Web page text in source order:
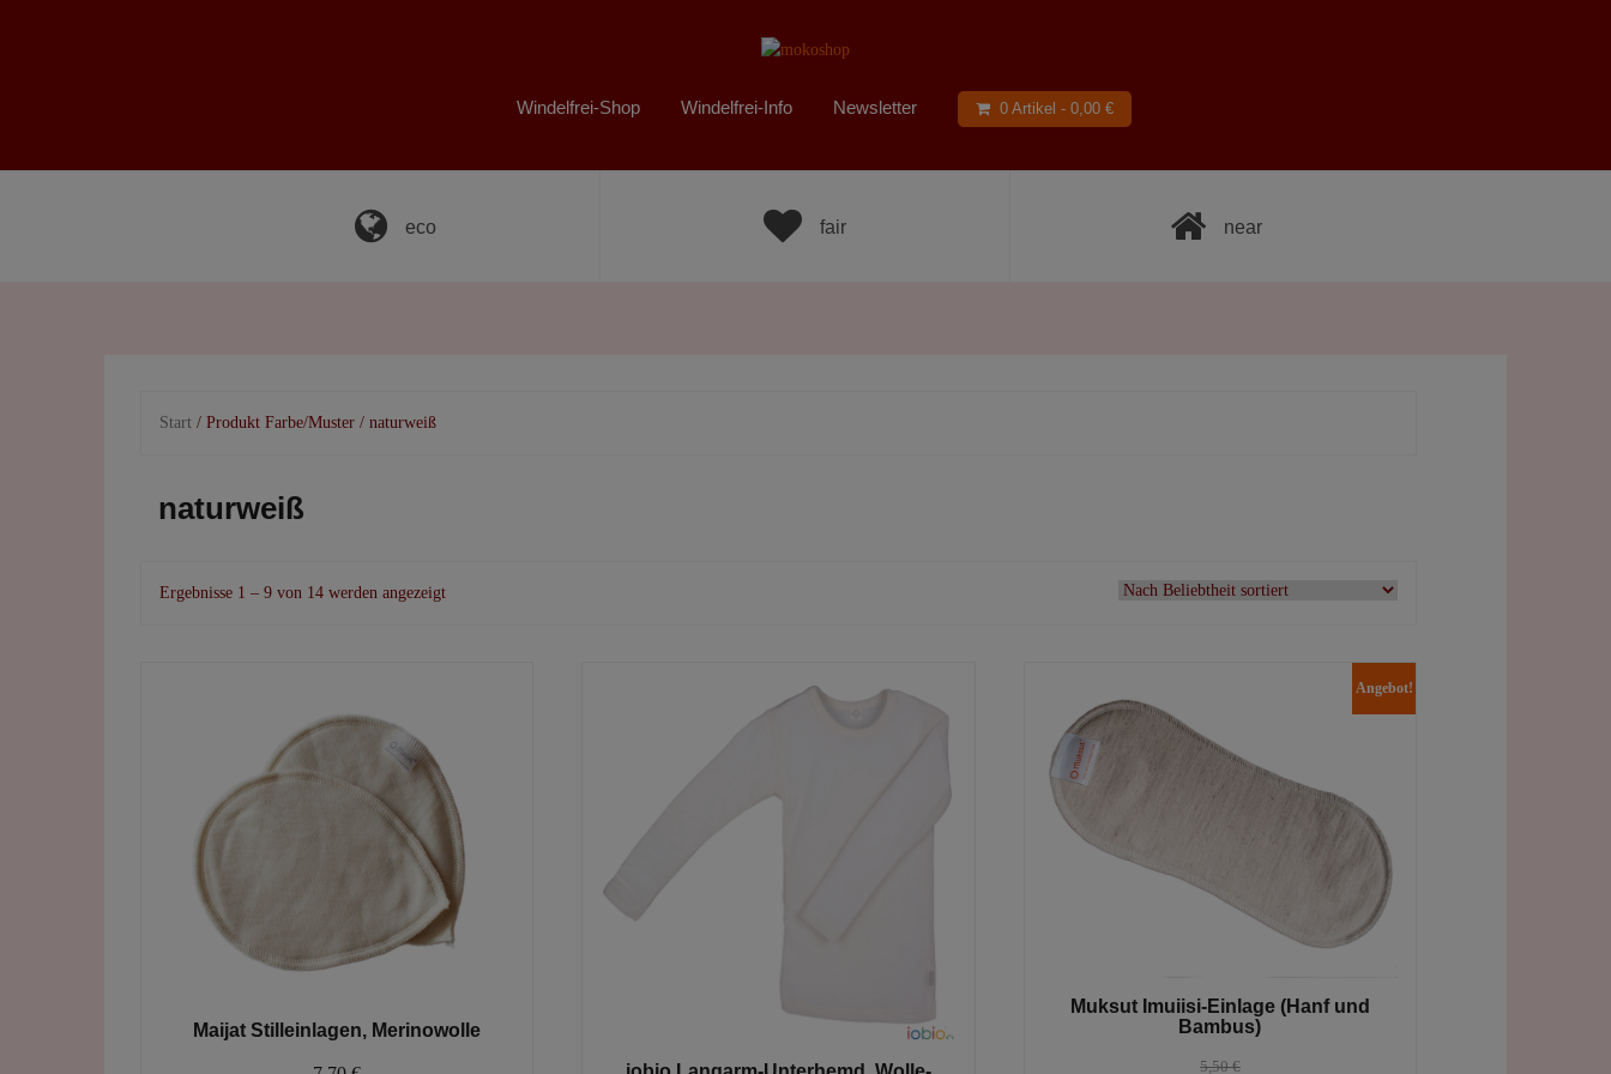
Windelfrei-Shop Windelfrei-Info Newsletter 0 Artikel - 0,00 €
eco fair near
Start / Produkt Farbe/Muster / naturweiß
naturweiß
Ergebnisse 1 – 9 von 14 werden angezeigtNach
Maijat Stilleinlagen, Merinowolle
Angebot!
Muksut Imuiisi-Einlage (Hanf und
Bambus)
5,50€